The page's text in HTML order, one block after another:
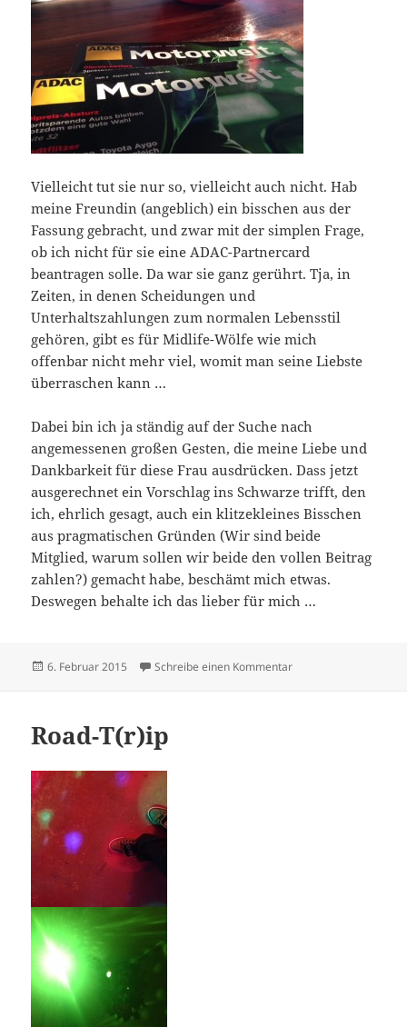
Vielleicht tut sie nur so, vielleicht auch nicht. Hab
meine Freundin (angeblich) ein bisschen aus der
Fassung gebracht, und zwar mit der simplen Frage,
ob ich nicht für sie eine ADAC-Partnercard
beantragen solle. Da war sie ganz gerührt. Tja, in
Zeiten, in denen Scheidungen und
Unterhaltszahlungen zum normalen Lebensstil
gehören, gibt es für Midlife-Wölfe wie mich
offenbar nicht mehr viel, womit man seine Liebste
überraschen kann …
Dabei bin ich ja ständig auf der Suche nach
angemessenen großen Gesten, die meine Liebe und
Dankbarkeit für diese Frau ausdrücken. Dass jetzt
ausgerechnet ein Vorschlag ins Schwarze trifft, den
ich, ehrlich gesagt, auch ein klitzekleines Bisschen
aus pragmatischen Gründen (Wir sind beide
Mitglied, warum sollen wir beide den vollen Beitrag
zahlen?) gemacht habe, beschämt mich etwas.
Deswegen behalte ich das lieber für mich …
Veröffentlicht
6. Februar 2015 Schreibe einen Kommentarzu Roman Tisch
Road-T(r)ip